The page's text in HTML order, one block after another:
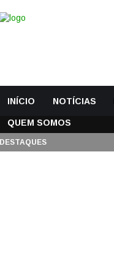
INÍCIO NOTÍCIAS
QUEM SOMOS
DESTAQUES